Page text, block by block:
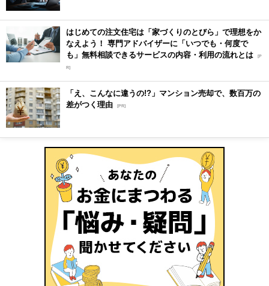
はじめての注文住宅は「家づくりのとびら」で理想をか
なえよう！ 専門アドバイザーに「いつでも・何度で
も」無料相談できるサービスの内容・利用の流れとは [P
R]
「え、こんなに違うの!?」マンション売却で、数百万の
差がつく理由 [PR]